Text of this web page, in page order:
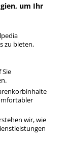
um Ihr
zu bieten,
wir, wie